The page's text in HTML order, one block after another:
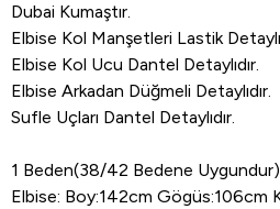
Dubai Kumaştır.
Elbise Kol Manşetleri Lastik
Elbise Kol Ucu Dantel Detaylıdır.
Elbise Arkadan Düğmeli Detaylıdır.
Sufle Uçları Dantel Detaylıdır.
1 Beden(38/42 Bedene Uygundur)
Elbise: Boy:142cm Gögüs:106cm